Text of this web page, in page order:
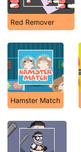
Red Remover
Hamster Match